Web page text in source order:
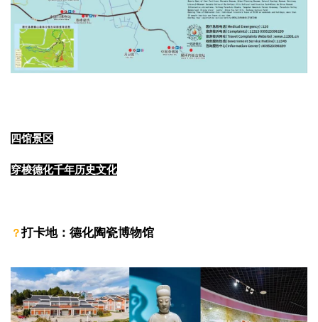
四馆景区
穿梭德化千年历史文化
？打卡地：德化陶瓷博物馆